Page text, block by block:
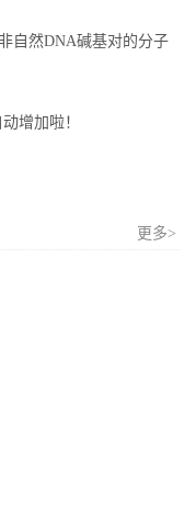
自然DNA碱基对的分子
增加啦！
更多>